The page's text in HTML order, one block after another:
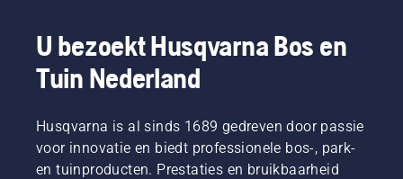
U bezoekt Husqvarna Bos en
Tuin Nederland
Husqvarna is al sinds 1689 gedreven door passie
voor innovatie en biedt professionele bos-, park-
en tuinproducten. Prestaties en bruikbaarheid